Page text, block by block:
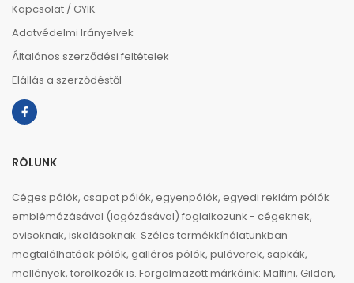
Kapcsolat / GYIK
Adatvédelmi Irányelvek
Általános szerződési feltételek
Elállás a szerződéstől
RÓLUNK
Céges pólók, csapat pólók, egyenpólók, egyedi reklám pólók
emblémázásával (logózásával) foglalkozunk - cégeknek,
ovisoknak, iskolásoknak. Széles termékkínálatunkban
megtalálhatóak pólók, galléros pólók, pulóverek, sapkák,
mellények, törölközők is. Forgalmazott márkáink: Malfini, Gildan,